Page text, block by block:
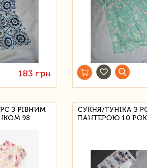
183 грн
З РІВНИМ
98
СУКНЯ/ТУНІКА З
ПАНТЕРОЮ 10